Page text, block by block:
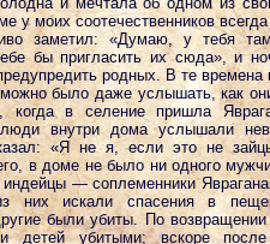
у моих соотечественников
заметил: «Думаю, у тебя
бы пригласить их сюда», и
родных. В те
можно было даже услышать, как
в селение пришла
люди внутри дома услышали
«Я не я, если это не
в доме не было ни одного
— соплеменники
них искали спасения в
были убиты. По
детей убитыми; вскоре